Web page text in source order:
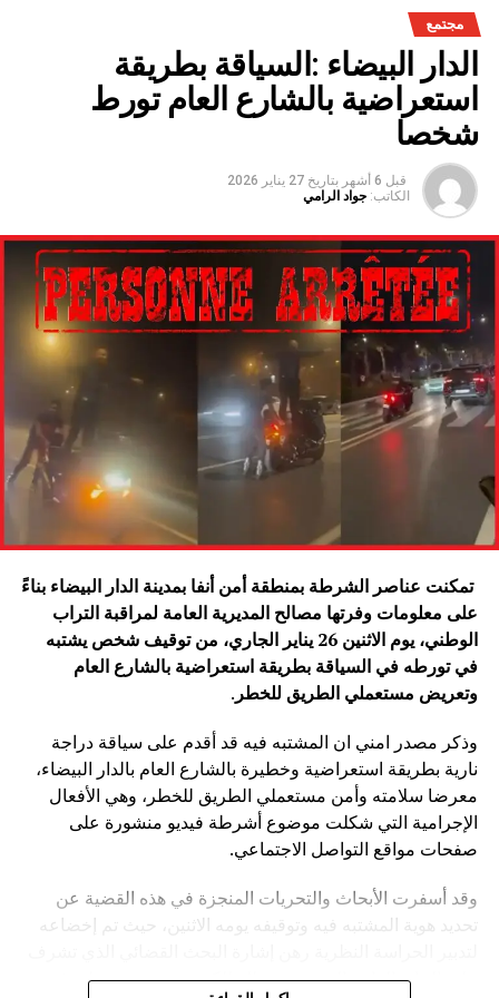
الوطنية،والفرشة المئية عموما ووقعها الايجابي على الفلاحة بعد
سنوات الجفاف .
مجتمع
الدار البيضاء :السياقة بطريقة
استعراضية بالشارع العام تورط
شخصا
قبل 6 أشهر بتاريخ 27 يناير 2026
الكاتب: جواد الرامي
تمكنت عناصر الشرطة بمنطقة أمن أنفا بمدينة الدار البيضاء بناءً
على معلومات وفرتها مصالح المديرية العامة لمراقبة التراب
الوطني، يوم الاثنين 26 يناير الجاري، من توقيف شخص يشتبه
في تورطه في السياقة بطريقة استعراضية بالشارع العام
وتعريض مستعملي الطريق للخطر .
وذكر مصدر امني ان المشتبه فيه قد أقدم على سياقة دراجة
نارية بطريقة استعراضية وخطيرة بالشارع العام بالدار البيضاء،
معرضا سلامته وأمن مستعملي الطريق للخطر، وهي الأفعال
الإجرامية التي شكلت موضوع أشرطة فيديو منشورة على
صفحات مواقع التواصل الاجتماعي.
وقد أسفرت الأبحاث والتحريات المنجزة في هذه القضية عن
تحديد هوية المشتبه فيه وتوقيفه يومه الاثنين، حيث تم إخضاعه
عليه النيابة العامة المختصة، وذلك للكشف عن جميع ظروف